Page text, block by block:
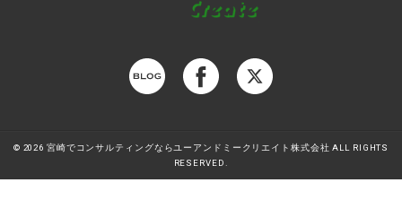
© 2026 宮崎でコンサルティングならユーアンドミークリエイト株式会社 ALL RIGHTS
RESERVED.